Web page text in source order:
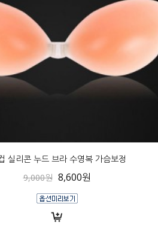
실리콘 누드 브라 수영복 가슴보정
9,000원 8,600원